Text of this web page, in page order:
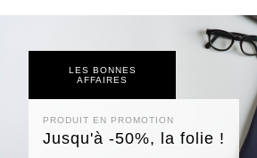
LES BONNES
AFFAIRES
PRODUIT EN PROMOTION
Jusqu'à -50%, la folie !